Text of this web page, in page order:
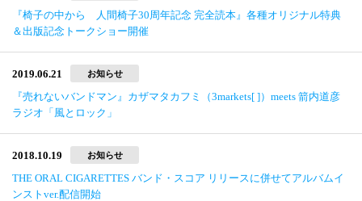
『椅子の中から 人間椅子30周年記念 完全読本』各種オリジナル特典
＆出版記念トークショー開催
2019.06.21 お知らせ
『売れないバンドマン』カザマタカフミ（3markets[ ]）meets 箭内道彦
ラジオ「風とロック」
2018.10.19 お知らせ
THE ORAL CIGARETTES バンド・スコア リリースに併せてアルバムイ
ンストver.配信開始